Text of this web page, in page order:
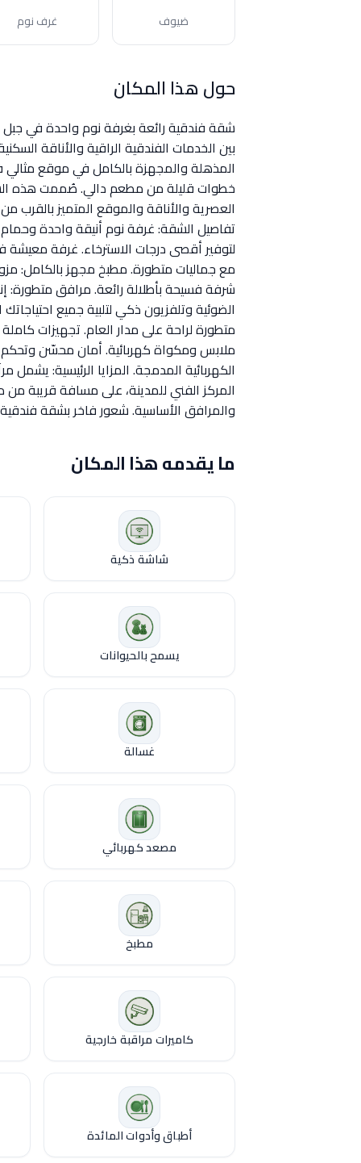
ضيوف غرف نوم
حول هذا المكان
شقة فندقية رائعة بغرفة نوم واحدة في جبل
بين الخدمات الفندقية الراقية والأناقة
المذهلة والمجهزة بالكامل في موقع مثالي
خطوات قليلة من مطعم دالي. صُممت هذه
العصرية والأناقة والموقع المتميز بالقرب
تفاصيل الشقة: غرفة نوم أنيقة واحدة
لتوفير أقصى درجات الاسترخاء. غرفة معيشة
مع جماليات متطورة. مطبخ مجهز بالكامل:
شرفة فسيحة بأطلالة رائعة. مرافق متطورة:
الضوئية وتلفزيون ذكي لتلبية جميع
متطورة لراحة على مدار العام. تجهيزات
ملابس ومكواة كهربائية. أمان محسّن وتحكم
الكهربائية المدمجة. المزايا الرئيسية:
المركز الفني للمدينة، على مسافة قريبة من
والمرافق الأساسية. شعور فاخر بشقة
ما يقدمه هذا المكان
شاشة ذكية
يسمح بالحيوانات
غسالة
مصعد كهربائي
مطبخ
كاميرات مراقبة خارجية
أطباق وأدوات المائدة